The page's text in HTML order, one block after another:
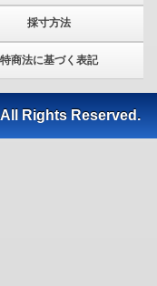
採寸方法
特商法に基づく表記
Rights Reserved.